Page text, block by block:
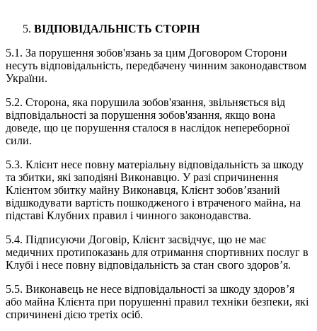
ВІДПОВІДАЛЬНІСТЬ СТОРІН
5.1. За порушення зобов'язань за цим Договором Сторони
несуть відповідальність, передбачену чинним законодавством
України.
5.2. Сторона, яка порушила зобов'язання, звільняється від
відповідальності за порушення зобов'язання, якщо вона
доведе, що це порушення сталося в наслідок непереборної
сили.
5.3. Клієнт несе повну матеріальну відповідальність за шкоду
та збитки, які заподіяні Виконавцю. У разі спричинення
Клієнтом збитку майну Виконавця, Клієнт зобов’язаний
відшкодувати вартість пошкодженого і втраченого майна, на
підставі Клубних правил і чинного законодавства.
5.4. Підписуючи Договір, Клієнт засвідчує, що не має
медичних протипоказань для отримання спортивних послуг в
Клубі і несе повну відповідальність за стан свого здоров’я.
5.5. Виконавець не несе відповідальності за шкоду здоров’я
або майна Клієнта при порушенні правил техніки безпеки, які
спричинені дією третіх осіб.